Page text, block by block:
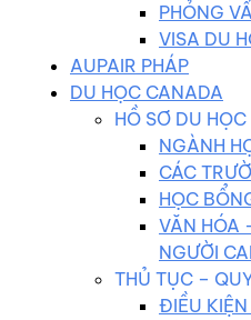
PHỎNG
VISA DU
AUPAIR PHÁP
DU HỌC CANADA
HỒ SƠ DU
NGÀNH
CÁC
HỌC
VĂN HÓA
NGƯỜI
THỦ TỤC –
ĐIỀU